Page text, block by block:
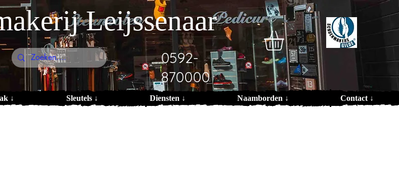
Leijssenaar
0592-
870000
↓ Sleutels ↓ Diensten ↓ Naamborden ↓ Contact ↓